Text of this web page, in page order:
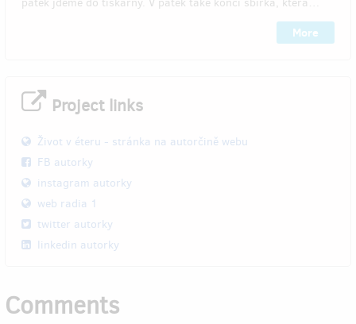
More
Project links
Život v éteru - stránka na autorčině webu
FB autorky
instagram autorky
web radia 1
twitter autorky
linkedin autorky
Comments